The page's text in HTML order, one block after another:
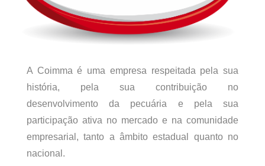
A Coimma é uma empresa respeitada pela sua
história, pela sua contribuição no
desenvolvimento da pecuária e pela sua
participação ativa no mercado e na comunidade
empresarial, tanto a âmbito estadual quanto no
nacional.